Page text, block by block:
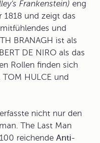
Frankenstein) eng
1818 und zeigt das
und
BRANAGH ist als
DE NIRO als das
Rollen finden sich
TOM HULCE und
nicht nur den
The Last Man
reichende Anti-